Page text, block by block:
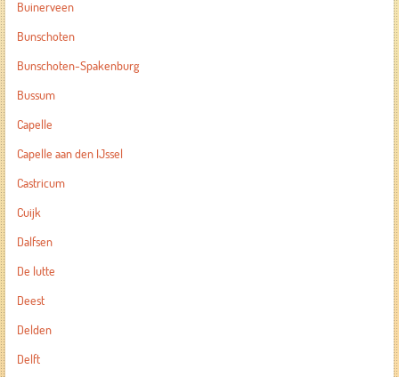
Buinerveen
Bunschoten
Bunschoten-Spakenburg
Bussum
Capelle
Capelle aan den IJssel
Castricum
Cuijk
Dalfsen
De lutte
Deest
Delden
Delft